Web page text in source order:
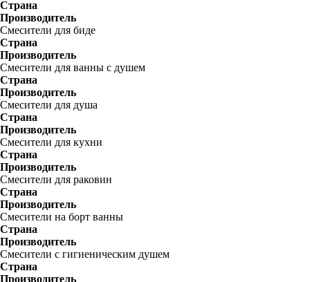
Страна
Производитель
Смесители для биде
Страна
Производитель
Смесители для ванны с душем
Страна
Производитель
Смесители для душа
Страна
Производитель
Смесители для кухни
Страна
Производитель
Смесители для раковин
Страна
Производитель
Смесители на борт ванны
Страна
Производитель
Смесители с гигиеническим душем
Страна
Производитель